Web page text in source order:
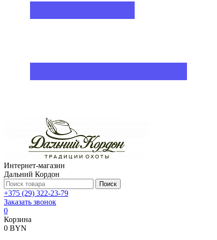
Интернет-магазин
Дальний Кордон
Поиск
+375 (29) 322-23-79
Заказать звонок
0
Корзина
0 BYN